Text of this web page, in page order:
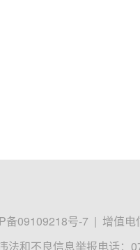
备09109218号-7 | 增值电
法和不良信息举报电话：